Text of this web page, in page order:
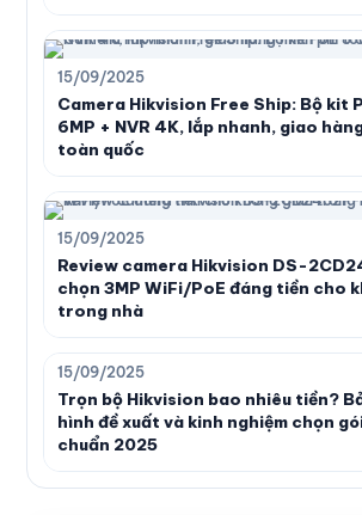
15/09/2025
Camera Hikvision Free Ship: Bộ kit
6MP + NVR 4K, lắp nhanh, giao
toàn quốc
15/09/2025
Review camera Hikvision DS-
chọn 3MP WiFi/PoE đáng tiền cho
trong nhà
15/09/2025
Trọn bộ Hikvision bao nhiêu tiền?
hình đề xuất và kinh nghiệm chọn
chuẩn 2025